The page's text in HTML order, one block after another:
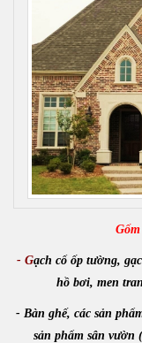
- Gạch cổ ốp tường,
hồ bơi, men
- Bàn ghế, các sản
sản phẩm sân vườn